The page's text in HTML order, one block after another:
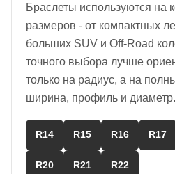
Браслеты используются на
размеров - от компактных
больших SUV и Off-Road
точного выбора лучше
только на радиус, а на
ширина, профиль и диаметр.
R14 R15 R16 R17
R20 R21 R22